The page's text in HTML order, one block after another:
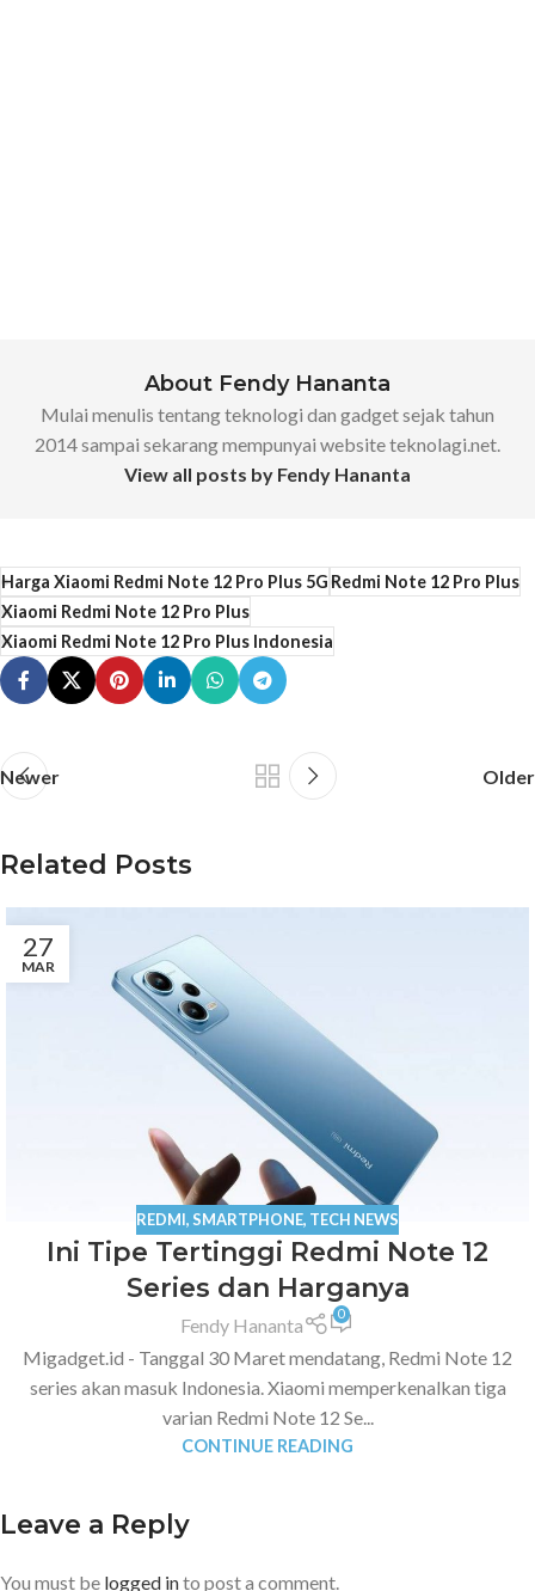
About Fendy Hananta
Mulai menulis tentang teknologi dan gadget sejak tahun
2014 sampai sekarang mempunyai website teknolagi.net.
View all posts by Fendy Hananta
Harga Xiaomi Redmi Note 12 Pro Plus 5GRedmi Note 12 Pro Plus
Xiaomi Redmi Note 12 Pro Plus
Xiaomi Redmi Note 12 Pro Plus Indonesia
Newer Older
Related Posts
27
MAR
REDMI, SMARTPHONE, TECH NEWS
Ini Tipe Tertinggi Redmi Note 12
Series dan Harganya
Fendy Hananta 0
Migadget.id - Tanggal 30 Maret mendatang, Redmi Note 12
series akan masuk Indonesia. Xiaomi memperkenalkan tiga
varian Redmi Note 12 Se...
CONTINUE READING
Leave a Reply
You must be logged into post a comment.